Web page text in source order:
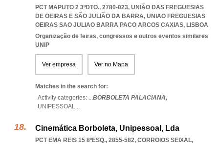
PCT MAPUTO 2 3ºDTO., 2780-023, UNIÃO DAS FREGUESIAS
DE OEIRAS E SÃO JULIÃO DA BARRA, UNIAO FREGUESIAS
OEIRAS SAO JULIAO BARRA PACO ARCOS CAXIAS, LISBOA
Organização de feiras, congressos e outros eventos similares
UNIP
Ver empresa Ver no Mapa
Matches in the search for:
Activity categories: ...BORBOLETA PALACIANA,
UNIPESSOAL...
Cinemática Borboleta, Unipessoal, Lda
PCT EMA REIS 15 8ºESQ., 2855-582, CORROIOS SEIXAL,